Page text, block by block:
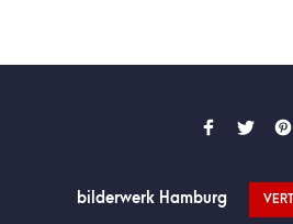
bilderwerk Hamburg